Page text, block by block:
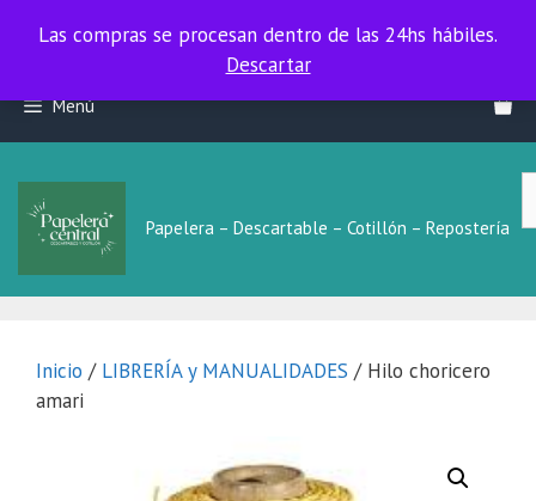
Las compras se procesan dentro de las 24hs hábiles.
Las compras se procesan dentro de las 24hs hábiles.
Descartar
contenido
Menú
Papelera – Descartable – Cotillón – Repostería
Inicio / LIBRERÍA y MANUALIDADES / Hilo choricero
amari